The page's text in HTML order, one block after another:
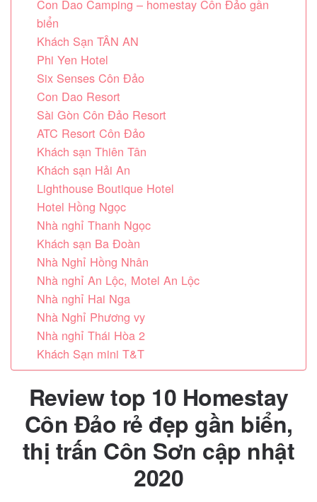
Con Dao Camping – homestay Côn Đảo gần
biển
Khách Sạn TÂN AN
Phi Yen Hotel
Six Senses Côn Đảo
Con Dao Resort
Sài Gòn Côn Đảo Resort
ATC Resort Côn Đảo
Khách sạn Thiên Tân
Khách sạn Hải An
Lighthouse Boutique Hotel
Hotel Hồng Ngọc
Nhà nghỉ Thanh Ngọc
Khách sạn Ba Đoàn
Nhà Nghỉ Hồng Nhân
Nhà nghỉ An Lộc, Motel An Lộc
Nhà nghỉ Hai Nga
Nhà Nghỉ Phương vy
Nhà nghỉ Thái Hòa 2
Khách Sạn mini T&T
Review top 10 Homestay
Côn Đảo rẻ đẹp gần biển,
thị trấn Côn Sơn cập nhật
2020